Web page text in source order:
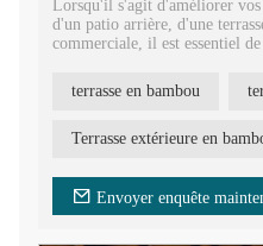
Lorsqu'il s'agit d'améliorer vos
d'un patio arrière, d'une
commerciale, il est essentiel
marché. Parmi eux, le
terrasse en bambou
Envoyer enquête